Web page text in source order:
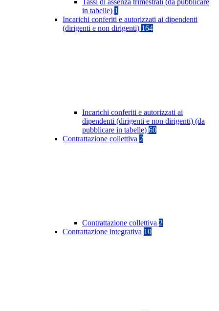
Tassi di assenza trimestrali (da pubblicare
in tabelle) 1
Incarichi conferiti e autorizzati ai dipendenti
(dirigenti e non dirigenti) 164
Incarichi conferiti e autorizzati ai
dipendenti (dirigenti e non dirigenti) (da
pubblicare in tabelle) 60
Contrattazione collettiva 2
Contrattazione collettiva 2
Contrattazione integrativa 10